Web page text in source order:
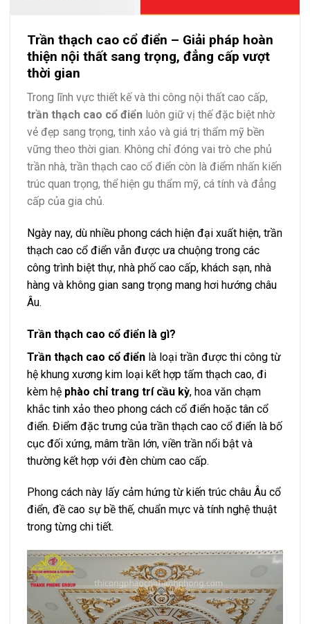
Trần thạch cao cổ điển – Giải pháp hoàn
thiện nội thất sang trọng, đẳng cấp vượt
thời gian
Trong lĩnh vực thiết kế và thi công nội thất cao cấp,
trần thạch cao cổ điển luôn giữ vị thế đặc biệt nhờ
vẻ đẹp sang trọng, tinh xảo và giá trị thẩm mỹ bền
vững theo thời gian. Không chỉ đóng vai trò che phủ
trần nhà, trần thạch cao cổ điển còn là điểm nhấn kiến
trúc quan trọng, thể hiện gu thẩm mỹ, cá tính và đẳng
cấp của gia chủ.
Ngày nay, dù nhiều phong cách hiện đại xuất hiện, trần
thạch cao cổ điển vẫn được ưa chuộng trong các
công trình biệt thự, nhà phố cao cấp, khách sạn, nhà
hàng và không gian sang trọng mang hơi hướng châu
Âu.
Trần thạch cao cổ điển là gì?
Trần thạch cao cổ điển là loại trần được thi công từ
hệ khung xương kim loại kết hợp tấm thạch cao, đi
kèm hệ phào chỉ trang trí cầu kỳ, hoa văn chạm
khắc tinh xảo theo phong cách cổ điển hoặc tân cổ
điển. Điểm đặc trưng của trần thạch cao cổ điển là bố
cục đối xứng, mâm trần lớn, viền trần nổi bật và
thường kết hợp với đèn chùm cao cấp.
Phong cách này lấy cảm hứng từ kiến trúc châu Âu cổ
điển, đề cao sự bề thế, chuẩn mực và tính nghệ thuật
trong từng chi tiết.